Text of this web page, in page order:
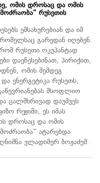
ომის დროსაც და ომის
რუსეთის
ემსახურებიან და იმ
გარედან იღებენ.
რუსეთი ოკუპანტად
დაეწესებინათ, პირიქით,
ომის შემდეგ
ენერგეტიკა რუსეთს,
მსოფლიო
ცალმხრივად დაუშვეს
რეჟიმი, ეს იმას
დროსაც და ომის
ატარებდა
ვლადიმერ ბოჟაძემ.